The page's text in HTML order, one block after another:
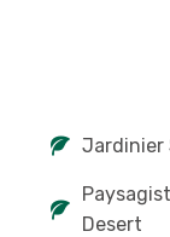
Jardinier
Desert